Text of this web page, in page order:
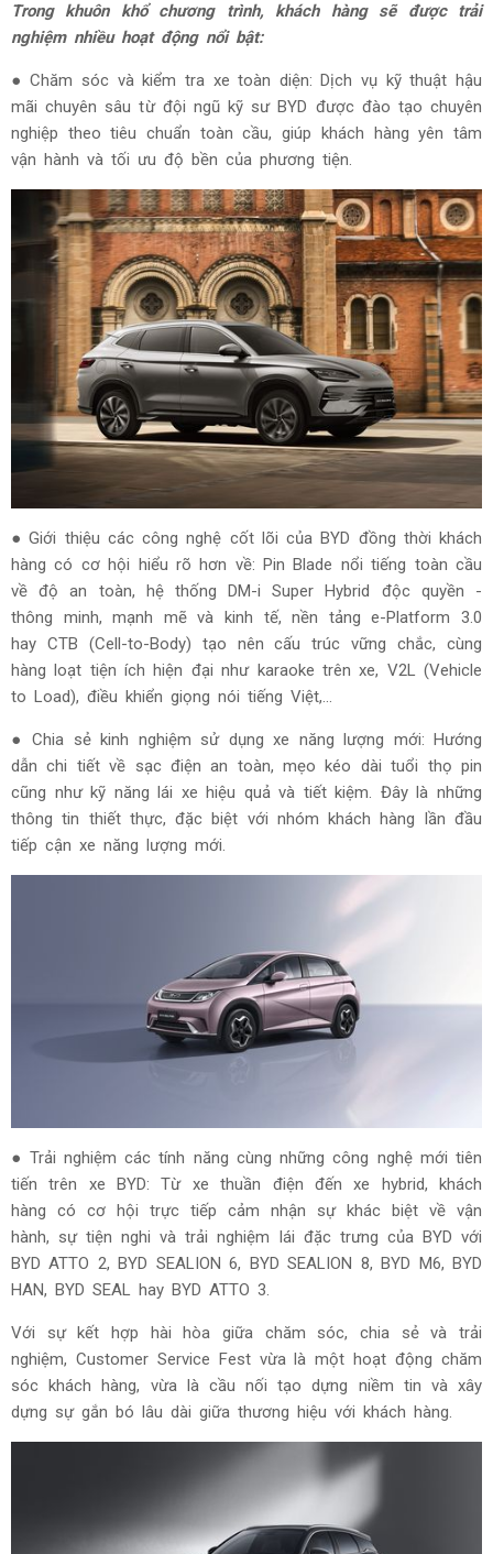
Trong khuôn khổ chương trình, khách hàng sẽ được trải
nghiệm nhiều hoạt động nổi bật:
● Chăm sóc và kiểm tra xe toàn diện: Dịch vụ kỹ thuật hậu
mãi chuyên sâu từ đội ngũ kỹ sư BYD được đào tạo chuyên
nghiệp theo tiêu chuẩn toàn cầu, giúp khách hàng yên tâm
vận hành và tối ưu độ bền của phương tiện.
● Giới thiệu các công nghệ cốt lõi của BYD đồng thời khách
hàng có cơ hội hiểu rõ hơn về: Pin Blade nổi tiếng toàn cầu
về độ an toàn, hệ thống DM-i Super Hybrid độc quyền -
thông minh, mạnh mẽ và kinh tế, nền tảng e-Platform 3.0
hay CTB (Cell-to-Body) tạo nên cấu trúc vững chắc, cùng
hàng loạt tiện ích hiện đại như karaoke trên xe, V2L (Vehicle
to Load), điều khiển giọng nói tiếng Việt,...
● Chia sẻ kinh nghiệm sử dụng xe năng lượng mới: Hướng
dẫn chi tiết về sạc điện an toàn, mẹo kéo dài tuổi thọ pin
cũng như kỹ năng lái xe hiệu quả và tiết kiệm. Đây là những
thông tin thiết thực, đặc biệt với nhóm khách hàng lần đầu
tiếp cận xe năng lượng mới.
● Trải nghiệm các tính năng cùng những công nghệ mới tiên
tiến trên xe BYD: Từ xe thuần điện đến xe hybrid, khách
hàng có cơ hội trực tiếp cảm nhận sự khác biệt về vận
hành, sự tiện nghi và trải nghiệm lái đặc trưng của BYD với
BYD ATTO 2, BYD SEALION 6, BYD SEALION 8, BYD M6, BYD
HAN, BYD SEAL hay BYD ATTO 3.
Với sự kết hợp hài hòa giữa chăm sóc, chia sẻ và trải
nghiệm, Customer Service Fest vừa là một hoạt động chăm
sóc khách hàng, vừa là cầu nối tạo dựng niềm tin và xây
dựng sự gắn bó lâu dài giữa thương hiệu với khách hàng.